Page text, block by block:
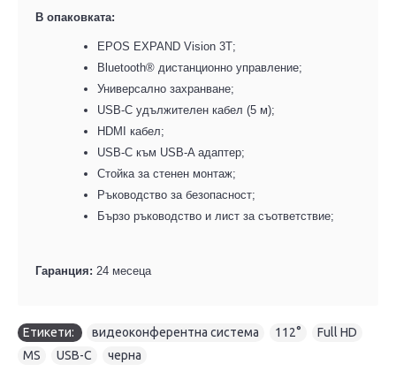
В опаковката:
EPOS EXPAND Vision 3T;
Bluetooth® дистанционно управление;
Универсално захранване;
USB-C удължителен кабел (5 м);
HDMI кабел;
USB-C към USB-A адаптер;
Стойка за стенен монтаж;
Ръководство за безопасност;
Бързо ръководство и лист за съответствие;
Гаранция: 24 месеца
Етикети: видеоконферентна система 112° Full HD
MS
USB-C черна